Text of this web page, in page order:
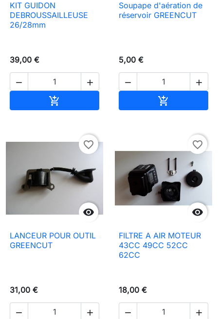
KIT GUIDON
DEBROUSSAILLEUSE
26/28mm
39,00 €
 

Soupape d'aération de
réservoir GREENCUT
5,00 €
 


favorite_border
LANCEUR POUR OUTIL
GREENCUT
31,00 €
 

favorite_border
FILTRE A AIR MOTEUR
43CC 49CC 52CC
62CC
18,00 €
 